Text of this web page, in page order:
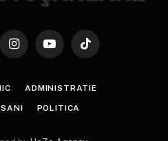
InstagramYouTubeTikTok
ADMINISTRATIE
POLITICA